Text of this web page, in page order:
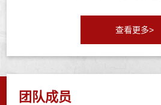
查看更多>
团队成员